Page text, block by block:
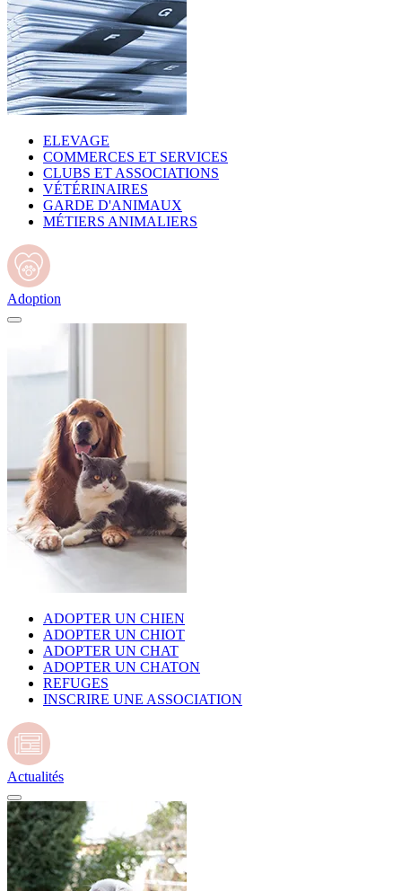
ELEVAGE
COMMERCES ET SERVICES
CLUBS ET ASSOCIATIONS
VÉTÉRINAIRES
GARDE D'ANIMAUX
MÉTIERS ANIMALIERS
Adoption
ADOPTER UN CHIEN
ADOPTER UN CHIOT
ADOPTER UN CHAT
ADOPTER UN CHATON
REFUGES
INSCRIRE UNE ASSOCIATION
Actualités